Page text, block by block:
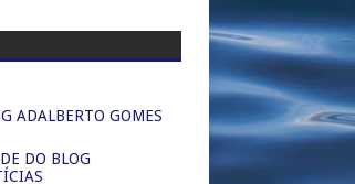
ADALBERTO GOMES
DO BLOG